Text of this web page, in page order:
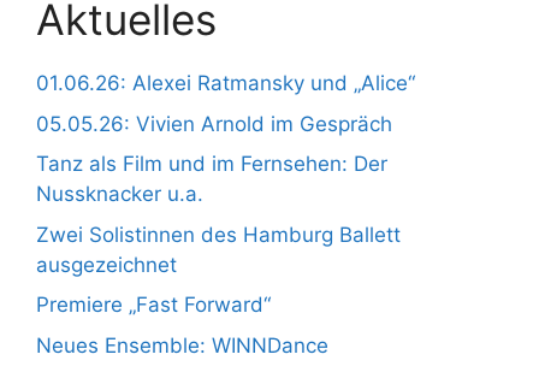
Aktuelles
01.06.26: Alexei Ratmansky und „Alice“
05.05.26: Vivien Arnold im Gespräch
Tanz als Film und im Fernsehen: Der
Nussknacker u.a.
Zwei Solistinnen des Hamburg Ballett
ausgezeichnet
Premiere „Fast Forward“
Neues Ensemble: WINNDance